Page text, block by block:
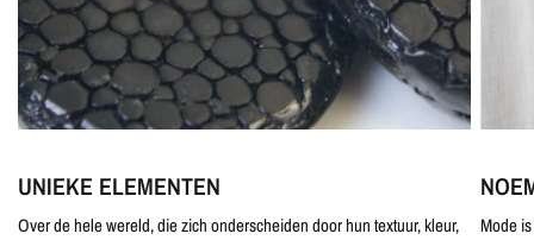
UNIEKE ELEMENTEN
Over de hele wereld, die zich onderscheiden door hun textuur, kleur,
Mode